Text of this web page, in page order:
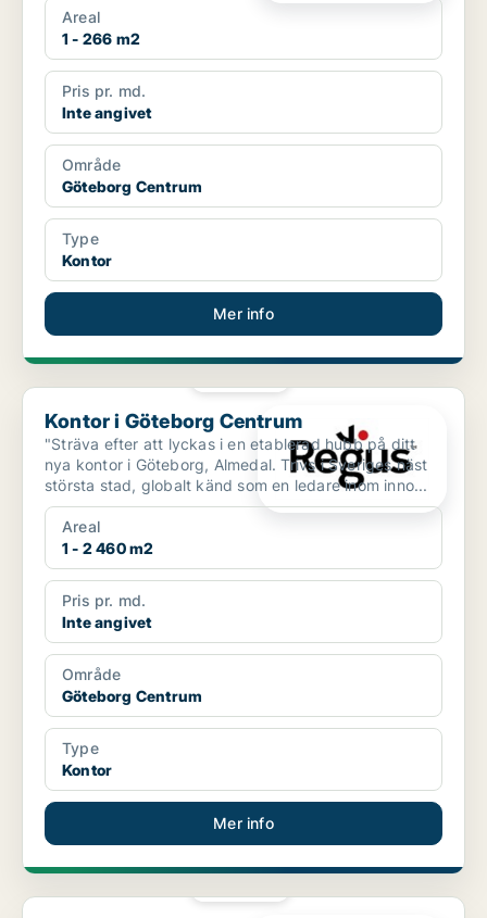
Areal
1 - 266 m2
Pris pr. md.
Inte angivet
Område
Göteborg Centrum
Type
Kontor
Mer info
Kontor i Göteborg Centrum
Kontor i Göteborg Centrum
"Sträva efter att lyckas i en etablerad hubb på ditt
nya kontor i Göteborg, Almedal. Trivs i Sveriges näst
största stad, globalt känd som en ledare inom inno...
Areal
1 - 2 460 m2
Pris pr. md.
Inte angivet
Område
Göteborg Centrum
Type
Kontor
Mer info
Kontor i Göteborg Centrum